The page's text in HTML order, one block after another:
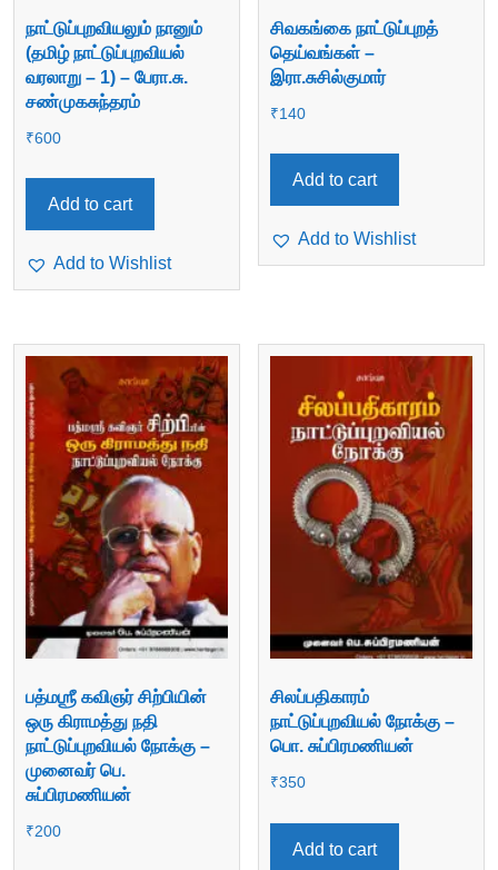
நாட்டுப்புறவியலும் நானும்
(தமிழ் நாட்டுப்புறவியல்
வரலாறு – 1) – பேரா.சு.
சண்முகசுந்தரம்
₹600
Add to cart
Add to Wishlist
சிவகங்கை நாட்டுப்புறத்
தெய்வங்கள் –
இரா.சுசில்குமார்
₹140
Add to cart
Add to Wishlist
பத்மஶ்ரீ கவிஞர் சிற்பியின்
ஒரு கிராமத்து நதி
நாட்டுப்புறவியல் நோக்கு –
முனைவர் பெ.
சுப்பிரமணியன்
₹200
சிலப்பதிகாரம்
நாட்டுப்புறவியல் நோக்கு –
பொ. சுப்பிரமணியன்
₹350
Add to cart